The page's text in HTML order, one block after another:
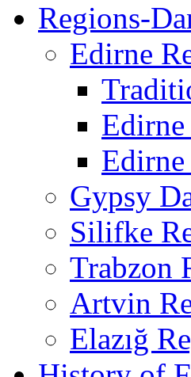
Regions-
Edirne
Edirne
Gypsy
Silifke
Trabzon
Artvin
Elazığ